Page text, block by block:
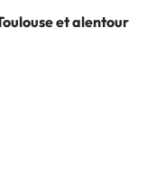
et alentour